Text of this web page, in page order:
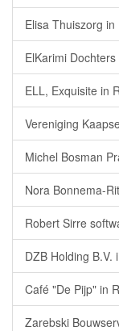
Elisa Thuiszorg
ElKarimi
ELL, Exquisite in
Vereniging
Michel Bosman
Nora Bonnema-
Robert Sirre
DZB Holding B.V.
Café "De Pijp" in
Zarebski